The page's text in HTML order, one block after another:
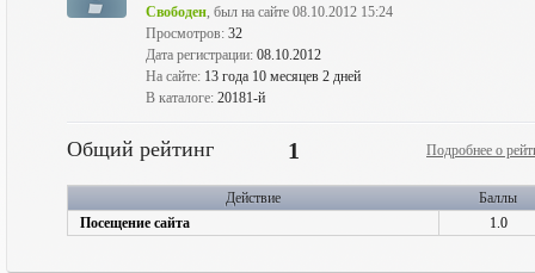
Свободен, был на сайте 08.10.2012 15:24
Просмотров: 32
Дата регистрации: 08.10.2012
На сайте: 13 года 10 месяцев 2 дней
В каталоге: 20181-й
Общий рейтинг 1 Подробнее о
Действие
Баллы
Посещение сайта
1.0